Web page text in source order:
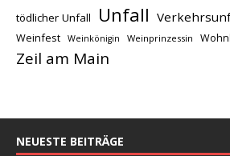
tödlicher Unfall Unfall
Weinfest Weinkönigin Weinprinzessin
Zeil am Main
NEUESTE BEITRÄGE